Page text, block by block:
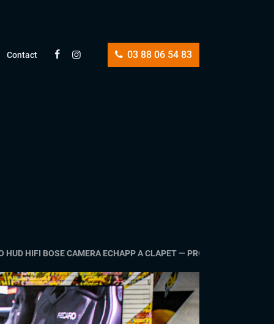
03 88 06 54 83
Contact
HUD HIFI BOSE CAMERA ECHAPP A CLAPET — PRODUIT